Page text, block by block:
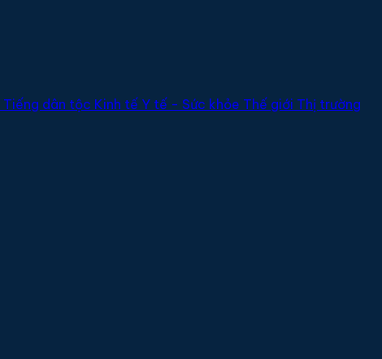
Tiếng dân tộc Kinh tế Y tế - Sức khỏe Thế giới Thị trường